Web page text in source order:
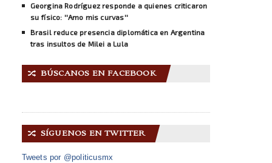
Georgina Rodríguez responde a quienes criticaron
su físico: ''Amo mis curvas''
Brasil reduce presencia diplomática en Argentina
tras insultos de Milei a Lula
🔀 BÚSCANOS EN FACEBOOK
🔀 SÍGUENOS EN TWITTER
Tweets por @politicusmx